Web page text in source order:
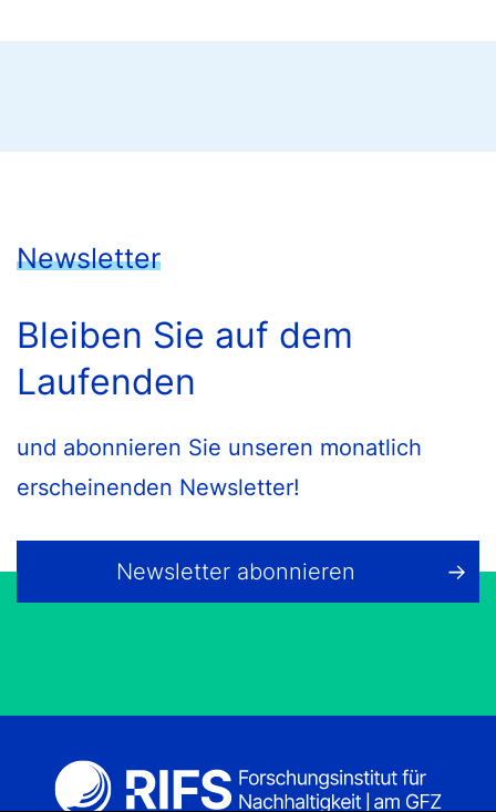
Newsletter
Bleiben Sie auf dem
Laufenden
und abonnieren Sie unseren monatlich
erscheinenden Newsletter!
Newsletter abonnieren